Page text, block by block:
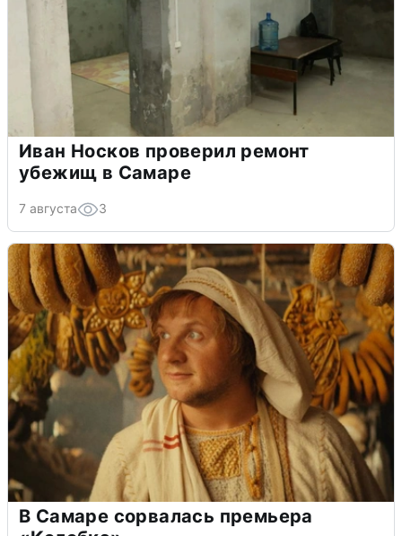
Иван Носков проверил ремонт
убежищ в Самаре
7 августа 3
В Самаре сорвалась премьера